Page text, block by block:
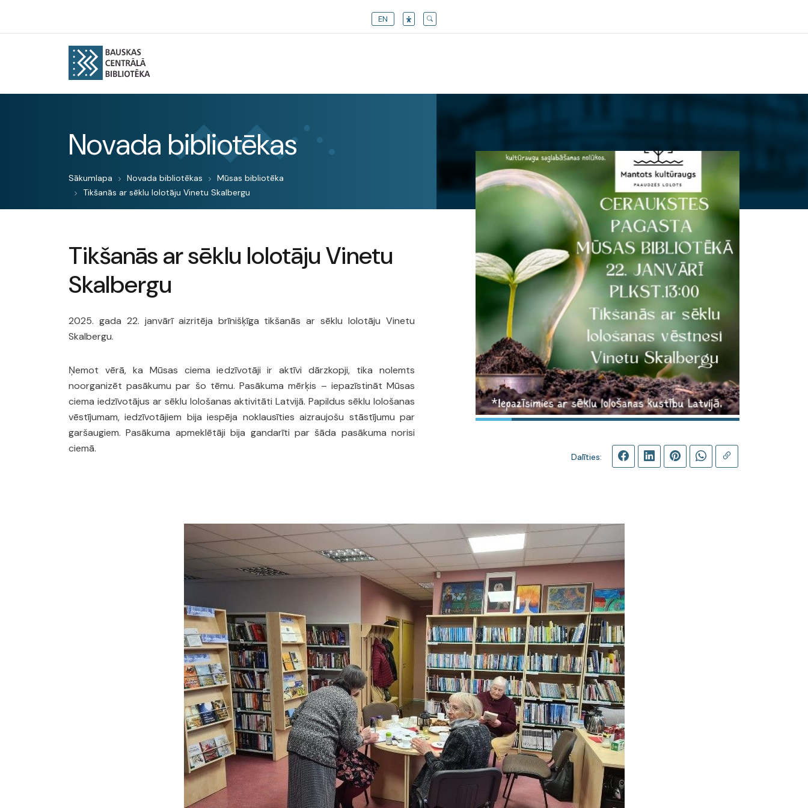
EN
Novada bibliotēkas
Sākumlapa Novada bibliotēkas
Mūsas bibliotēka
Tikšanās ar sēklu lolotāju Vinetu Skalbergu
Dalīties:
Tikšanās ar sēklu lolotāju Vinetu
Skalbergu
2025. gada 22. janvārī aizritēja brīnišķīga tikšanās ar sēklu lolotāju Vinetu
Skalbergu.
Ņemot vērā, ka Mūsas ciema iedzīvotāji ir aktīvi dārzkopji, tika nolemts
noorganizēt pasākumu par šo tēmu. Pasākuma mērķis – iepazīstināt Mūsas
ciema iedzīvotājus ar sēklu lološanas aktivitāti Latvijā. Papildus sēklu lološanas
vēstījumam, iedzīvotājiem bija iespēja noklausīties aizraujošu stāstījumu par
garšaugiem. Pasākuma apmeklētāji bija gandarīti par šāda pasākuma norisi
ciemā.